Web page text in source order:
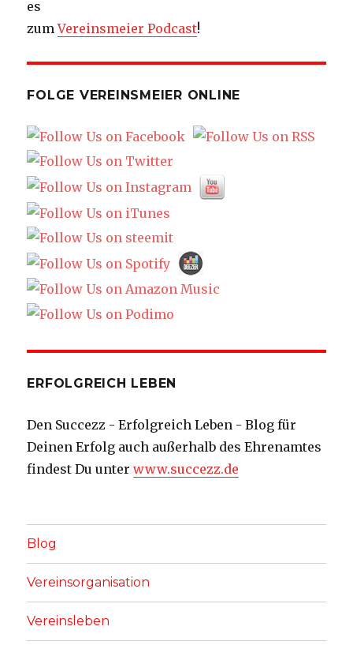
es
zumVereinsmeier Podcast!
FOLGE VEREINSMEIER ONLINE
ERFOLGREICH LEBEN
Den Succezz - Erfolgreich Leben - Blog für
Deinen Erfolg auch außerhalb des Ehrenamtes
findest Du unterwww.succezz.de
Blog
Vereinsorganisation
Vereinsleben